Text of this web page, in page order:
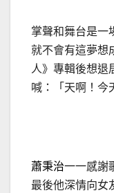
掌聲和舞台是一
就不會有這夢想
人》專輯後想退
喊：「天啊！今
蕭秉治一一感謝
最後他深情向女